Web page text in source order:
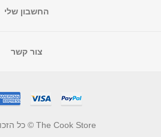
החשבון שלי
צור קשר
The Cook Store © כל הזכויות שמורות.